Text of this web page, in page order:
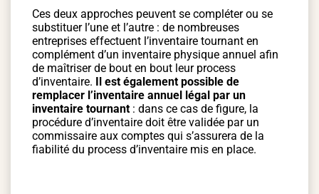
Ces deux approches peuvent se compléter ou se
substituer l’une et l’autre : de nombreuses
entreprises effectuent l’inventaire tournant en
complément d’un inventaire physique annuel afin
de maîtriser de bout en bout leur process
d’inventaire. Il est également possible de
remplacer l’inventaire annuel légal par un
inventaire tournant : dans ce cas de figure, la
procédure d’inventaire doit être validée par un
commissaire aux comptes qui s’assurera de la
fiabilité du process d’inventaire mis en place.